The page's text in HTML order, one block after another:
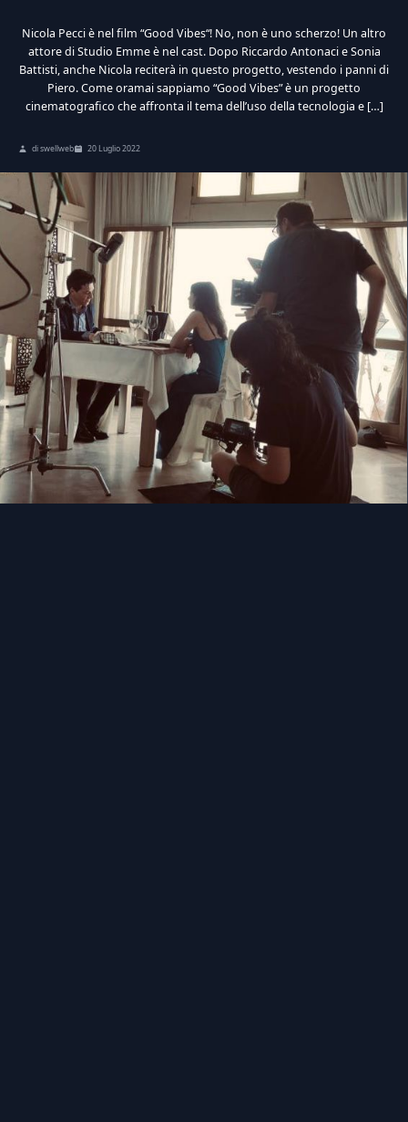
Nicola Pecci è nel film “Good Vibes“! No, non è uno scherzo! Un altro
attore di Studio Emme è nel cast. Dopo Riccardo Antonaci e Sonia
Battisti, anche Nicola reciterà in questo progetto, vestendo i panni di
Piero. Come oramai sappiamo “Good Vibes” è un progetto
cinematografico che affronta il tema dell’uso della tecnologia e […]
di swellweb 20 Luglio 2022